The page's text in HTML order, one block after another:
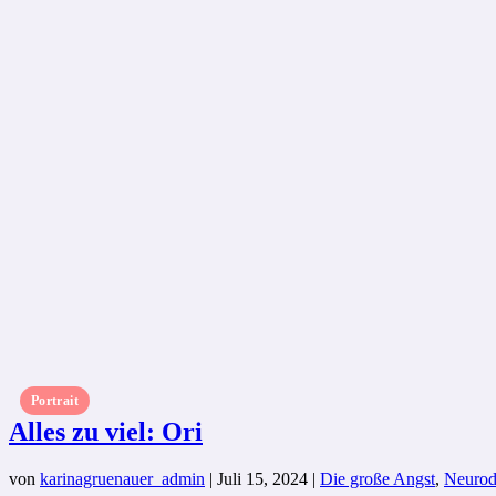
Portrait
Alles zu viel: Ori
von karinagruenauer_admin | Juli 15, 2024 | Die große Angst,